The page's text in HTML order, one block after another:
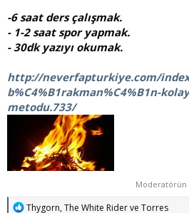
-6 saat ders çalışmak.
- 1-2 saat spor yapmak.
- 30dk yazıyı okumak.
http://neverfapturkiye.com/
b%C4%B1rakman%C4%B1n-
metodu.733/
Moderatörün
T
Thygorn,The White Riderve Torres